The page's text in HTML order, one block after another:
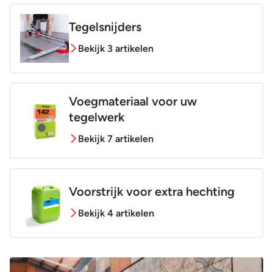
Tegelsnijders
Bekijk 3 artikelen
Voegmateriaal voor uw
tegelwerk
Bekijk 7 artikelen
Voorstrijk voor extra hechting
Bekijk 4 artikelen